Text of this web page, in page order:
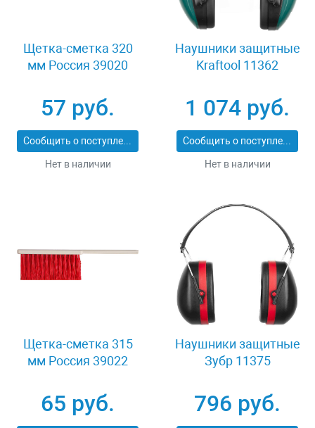
Щетка-сметка 320
мм Россия 39020
57 руб.
Сообщить о поступлении
Нет в наличии
Наушники защитные
Kraftool 11362
1 074 руб.
Сообщить о поступлении
Нет в наличии
Щетка-сметка 315
мм Россия 39022
65 руб.
Наушники защитные
Зубр 11375
796 руб.